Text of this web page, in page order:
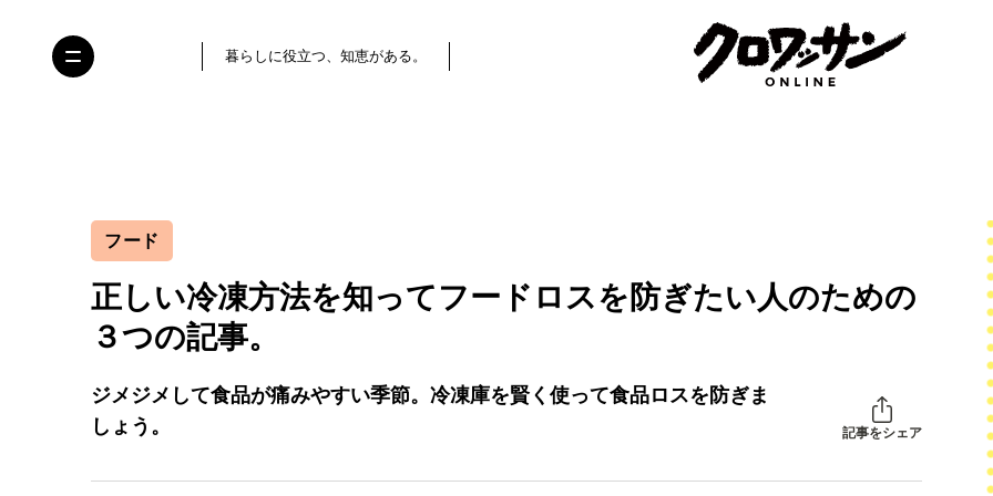
暮らしに役立つ、知恵がある。
フード
正しい冷凍方法を知ってフードロスを防ぎたい人のための
３つの記事。
ジメジメして食品が痛みやすい季節。冷凍庫を賢く使って食品ロスを防ぎま
しょう。
記事をシェア